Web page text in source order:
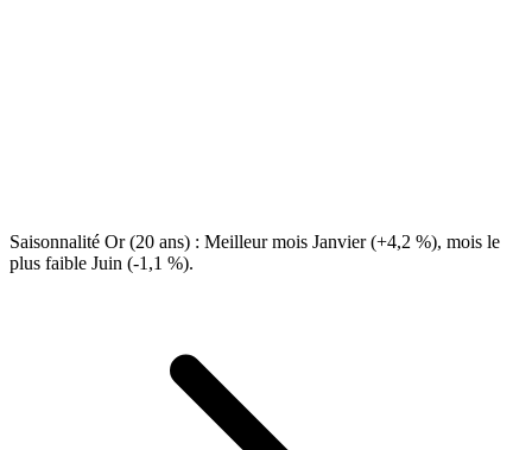
Saisonnalité Or (20 ans) : Meilleur mois Janvier (+4,2 %), mois le
plus faible Juin (-1,1 %).